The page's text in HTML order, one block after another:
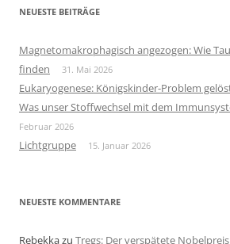
NEUESTE BEITRÄGE
Magnetomakrophagisch angezogen: Wie
finden
31. Mai 2026
Eukaryogenese: Königskinder-Problem
Was unser Stoffwechsel mit dem
Februar 2026
Lichtgruppe 15. Januar 2026
NEUESTE KOMMENTARE
Rebekkazu Tregs: Der verspätete Nobelpreis